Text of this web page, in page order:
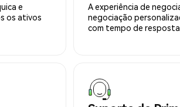
e
os ativos
A experiência de
negociação
com tempo de